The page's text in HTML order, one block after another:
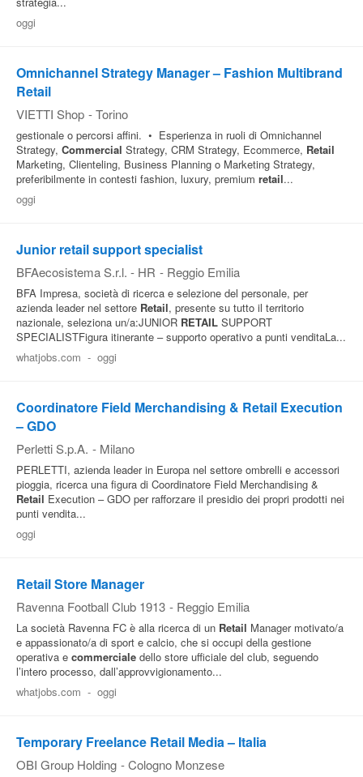
oggi
Omnichannel Strategy Manager – Fashion Multibrand
Retail
VIETTI Shop - Torino
gestionale o percorsi affini. • Esperienza in ruoli di Omnichannel
Strategy, Commercial Strategy, CRM Strategy, Ecommerce, Retail
Marketing, Clienteling, Business Planning o Marketing Strategy,
preferibilmente in contesti fashion, luxury, premium retail...
oggi
Junior retail support specialist
BFAecosistema S.r.l. - HR - Reggio Emilia
BFA Impresa, società di ricerca e selezione del personale, per
azienda leader nel settore Retail, presente su tutto il territorio
nazionale, seleziona un/a:JUNIOR RETAIL SUPPORT
SPECIALISTFigura itinerante – supporto operativo a punti venditaLa...
whatjobs.com - oggi
Coordinatore Field Merchandising & Retail Execution
– GDO
Perletti S.p.A. - Milano
PERLETTI, azienda leader in Europa nel settore ombrelli e accessori
pioggia, ricerca una figura di Coordinatore Field Merchandising &
Retail Execution – GDO per rafforzare il presidio dei propri prodotti nei
punti vendita...
oggi
Retail Store Manager
Ravenna Football Club 1913 - Reggio Emilia
La società Ravenna FC è alla ricerca di un Retail Manager motivato/a
e appassionato/a di sport e calcio, che si occupi della gestione
operativa e commerciale dello store ufficiale del club, seguendo
l’intero processo, dall’approvvigionamento...
whatjobs.com - oggi
Temporary Freelance Retail Media – Italia
OBI Group Holding - Cologno Monzese